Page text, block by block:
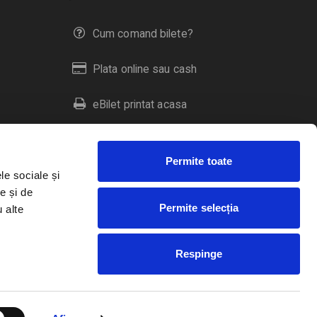
sociale și
și de
alte
Permite toate
Permite selecția
Respinge
Cum comand bilete?
Plata online sau cash
eBilet printat acasa
Livrare prin curier
Duplicare bilete